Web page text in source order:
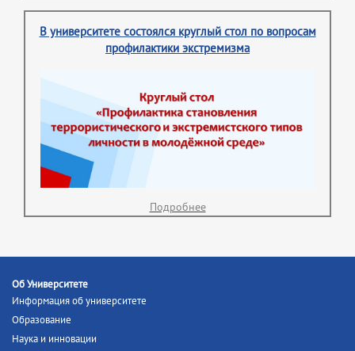
В университете состоялся круглый стол по вопросам
профилактики экстремизма
Подробнее
Об Университете
Информация об университете
Образование
Наука и инновации